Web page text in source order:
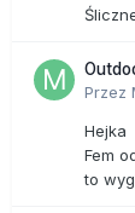
Przez
Hejka
Fem
to